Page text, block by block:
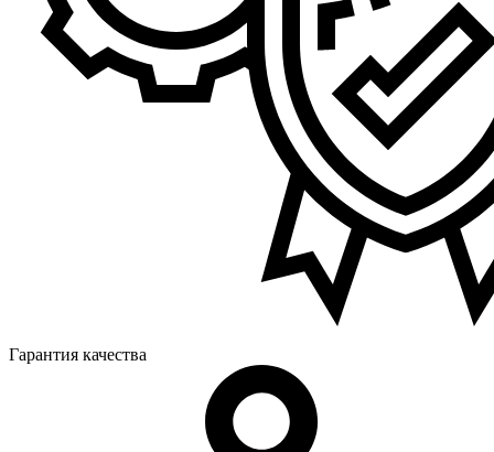
Гарантия качества